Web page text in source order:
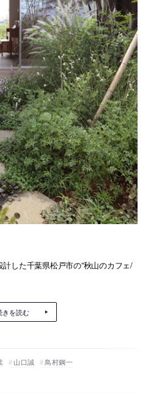
計した千葉県松戸市の”秋山のカフェ/
きを読む
山口誠 鳥村鋼一